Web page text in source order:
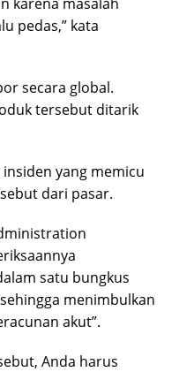
pedas,” kata
secara global.
tersebut ditarik
yang memicu
dari pasar.
satu bungkus
menimbulkan
akut”.
Anda harus